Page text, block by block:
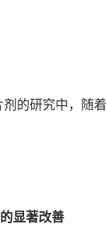
的研究中，随
显著改善